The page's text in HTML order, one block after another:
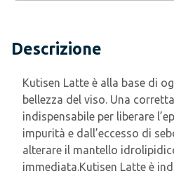
Descrizione
Kutisen Latte è alla base di
bellezza del viso. Una
indispensabile per liberare
impurità e dall’eccesso di
alterare il mantello
immediata.Kutisen Latte è